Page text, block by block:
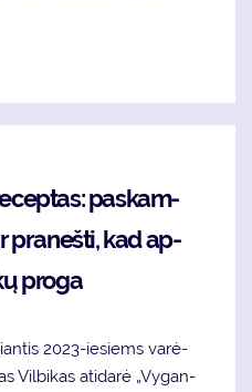
pa­skam­
pra­neš­ti, kad ap­
pro­ga
2023-ie­siems va­rė­
Vil­bi­kas ati­da­rė „Vy­gan­